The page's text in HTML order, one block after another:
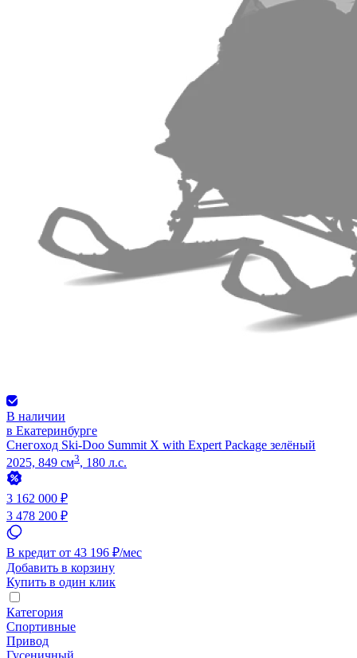
В наличии
в Екатеринбурге
Снегоход Ski-Doo Summit X with Expert Package зелёный
2025, 849 см3, 180 л.с.
3 162 000 ₽
3 478 200 ₽
В кредит от 43 196 ₽/мес
Добавить в корзину
Купить в один клик
Категория
Спортивные
Привод